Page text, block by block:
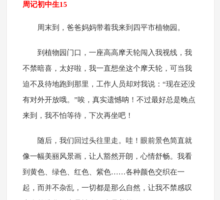
周记初中生15
周末到，爸爸妈妈带着我来到四平市植物园。
到植物园门口，一座高高摩天轮闯入我视线，我
不禁暗喜，太好啦，我一直想坐这个摩天轮，可当我
迫不及待地跑到那里，工作人员却对我说：“现在还没
有对外开放哦。”唉，真实遗憾呐！不过最好总是晚点
来到，我不怕等待，下次再坐吧！
随后，我们回过头往里走。哇！眼前景色简直就
像一幅美丽风景画，让人豁然开朗，心情舒畅。我看
到黄色、绿色、红色、紫色……各种颜色交织在一
起，而并不杂乱，一切都是那么自然，让我不禁感叹